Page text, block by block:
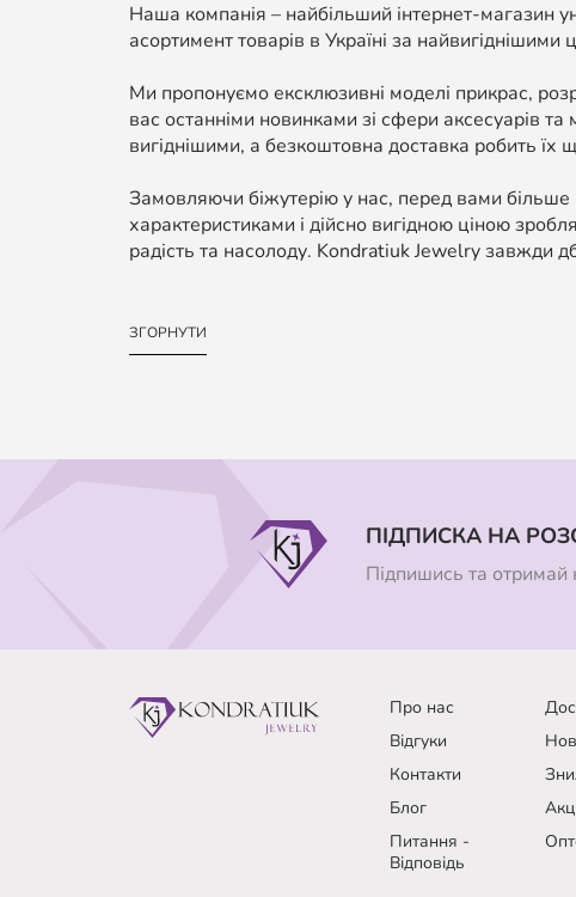
Наша компанія – найбільший інтернет-магазин
асортимент товарів в Україні за найвигіднішими
Ми пропонуємо ексклюзивні моделі прикрас,
вас останніми новинками зі сфери аксесуарів
вигіднішими, а безкоштовна доставка робить їх
Замовляючи біжутерію у нас, перед вами більше
характеристиками і дійсно вигідною ціною
радість та насолоду. Kondratiuk Jewelry завжди
ЗГОРНУТИ
ПІДПИСКА НА
Підпишись та отримай
Про нас
Відгуки
Контакти
Блог
Питання -
Відповідь